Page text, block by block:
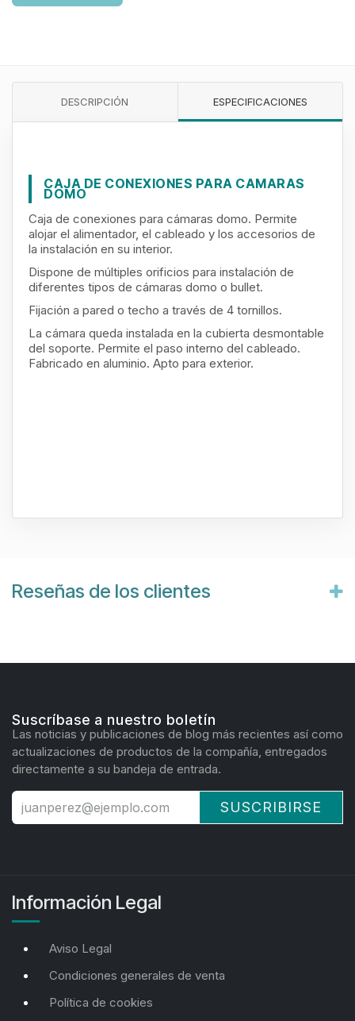
DESCRIPCIÓN ESPECIFICACIONES
CAJA DE CONEXIONES PARA CAMARAS
DOMO
Caja de conexiones para cámaras domo. Permite
alojar el alimentador, el cableado y los accesorios de
la instalación en su interior.
Dispone de múltiples orificios para instalación de
diferentes tipos de cámaras domo o bullet.
Fijación a pared o techo a través de 4 tornillos.
La cámara queda instalada en la cubierta desmontable
del soporte. Permite el paso interno del cableado.
Fabricado en aluminio. Apto para exterior.
Reseñas de los clientes
Suscríbase a nuestro boletín
Las noticias y publicaciones de blog más recientes así como
actualizaciones de productos de la compañía, entregados
directamente a su bandeja de entrada.
SUSCRIBIRSE
Información Legal
Aviso Legal
Condiciones generales de venta
Política de cookies